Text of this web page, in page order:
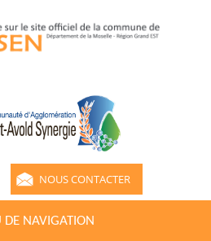
NOUS CONTACTER
DE NAVIGATION